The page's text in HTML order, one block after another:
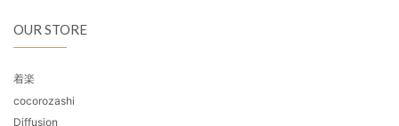
OUR STORE
着楽
cocorozashi
Diffusion